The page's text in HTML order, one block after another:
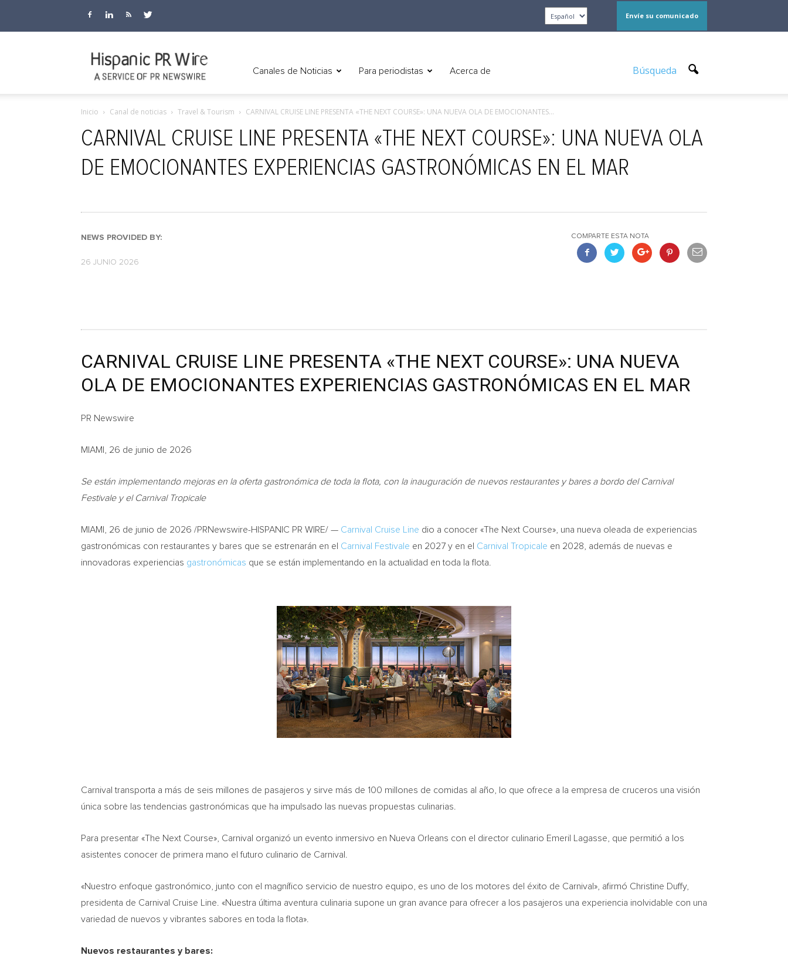
Envíe su comunicado
Canales de Noticias Para periodistas Acerca de Búsqueda
Inicio Canal de noticias Travel & Tourism CARNIVAL CRUISE LINE PRESENTA «THE NEXT COURSE»: UNA NUEVA OLA DE EMOCIONANTES...
CARNIVAL CRUISE LINE PRESENTA «THE NEXT COURSE»: UNA NUEVA OLA
DE EMOCIONANTES EXPERIENCIAS GASTRONÓMICAS EN EL MAR
NEWS PROVIDED BY:
26 JUNIO 2026
COMPARTE ESTA NOTA
CARNIVAL CRUISE LINE PRESENTA «THE NEXT COURSE»: UNA NUEVA
OLA DE EMOCIONANTES EXPERIENCIAS GASTRONÓMICAS EN EL MAR
PR Newswire
MIAMI, 26 de junio de 2026
Se están implementando mejoras en la oferta gastronómica de toda la flota, con la inauguración de nuevos restaurantes y bares a bordo del Carnival
Festivale y el Carnival Tropicale
MIAMI 26 de junio de 2026 /PRNewswire-HISPANIC PR WIRE/ — Carnival Cruise Line dio a conocer «The Next Course», una nueva oleada de experiencias
gastronómicas con restaurantes y bares que se estrenarán en el Carnival Festivale en 2027 y en el Carnival Tropicale en 2028, además de nuevas e
innovadoras experiencias gastronómicas que se están implementando en la actualidad en toda la flota.
Carnival transporta a más de seis millones de pasajeros y sirve más de 100 millones de comidas al año, lo que ofrece a la empresa de cruceros una visión
única sobre las tendencias gastronómicas que ha impulsado las nuevas propuestas culinarias.
Para presentar «The Next Course», Carnival organizó un evento inmersivo en Nueva Orleans con el director culinario Emeril Lagasse, que permitió a los
asistentes conocer de primera mano el futuro culinario de Carnival.
«Nuestro enfoque gastronómico, junto con el magnífico servicio de nuestro equipo, es uno de los motores del éxito de Carnival», afirmó Christine Duffy,
presidenta de Carnival Cruise Line. «Nuestra última aventura culinaria supone un gran avance para ofrecer a los pasajeros una experiencia inolvidable con una
variedad de nuevos y vibrantes sabores en toda la flota».
Nuevos restaurantes y bares: